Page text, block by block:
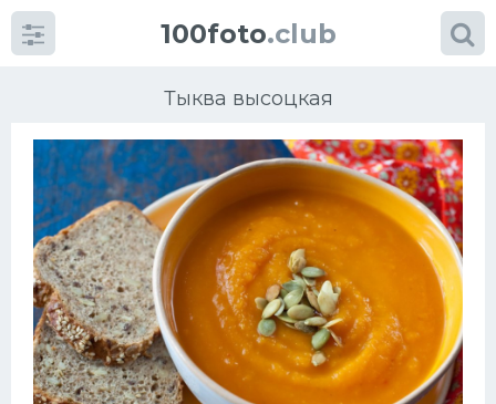
100foto.club
Тыква высоцкая
Категории картинок
Супы
Мясные блюда